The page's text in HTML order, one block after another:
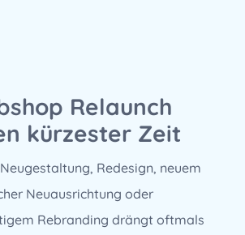
Relaunch
kürzester Zeit
Redesign, neuem
Neuausrichtung oder
Rebranding drängt oftmals